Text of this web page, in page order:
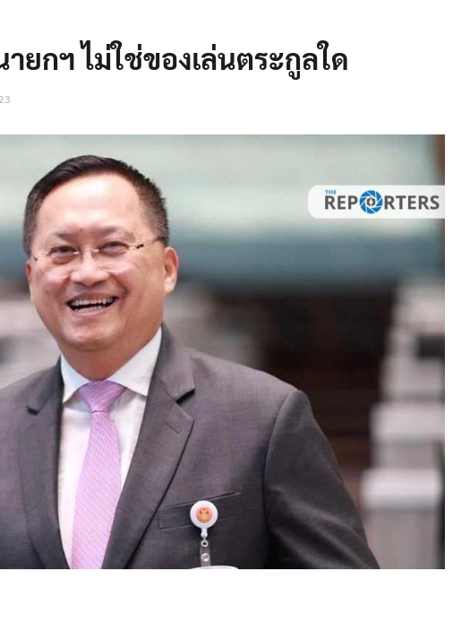
ยกฯ ไม่ใช่ของเล่นตระกูลใด